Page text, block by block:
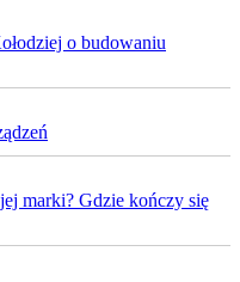
o budowaniu
marki? Gdzie kończy się